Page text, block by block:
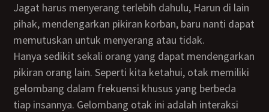
Jagat harus menyerang terlebih dahulu, Harun di lain
pihak, mendengarkan pikiran korban, baru nanti dapat
memutuskan untuk menyerang atau tidak.
Hanya sedikit sekali orang yang dapat mendengarkan
pikiran orang lain. Seperti kita ketahui, otak memiliki
gelombang dalam frekuensi khusus yang berbeda
tiap insannya. Gelombang otak ini adalah interaksi